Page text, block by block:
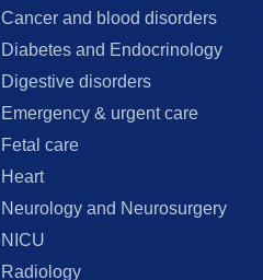
Cancer and blood disorders
Diabetes and Endocrinology
Digestive disorders
Emergency & urgent care
Fetal care
Heart
Neurology and Neurosurgery
NICU
Radiology